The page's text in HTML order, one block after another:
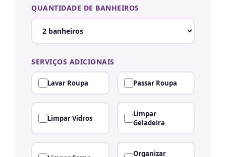
QUANTIDADE DE BANHEIROS
SERVIÇOS ADICIONAIS
Lavar Roupa Passar Roupa
Limpar Vidros
Limpar
Geladeira
Organizar